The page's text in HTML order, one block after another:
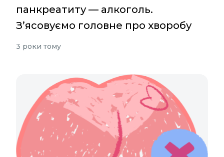
панкреатиту — алкоголь.
З’ясовуємо головне про хворобу
3 роки тому